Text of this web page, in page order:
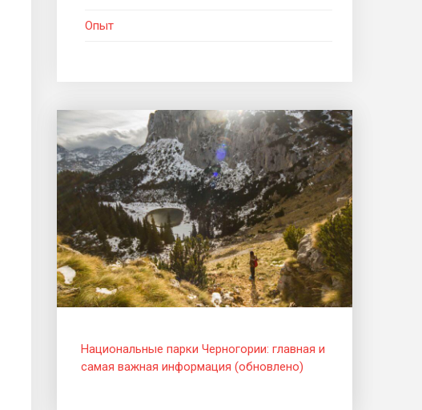
Опыт
Национальные парки Черногории: главная и
самая важная информация (обновлено)